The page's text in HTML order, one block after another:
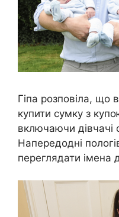
Гіпа розповіла, що
купити сумку з
включаючи дівчачі
Напередодні
переглядати імена